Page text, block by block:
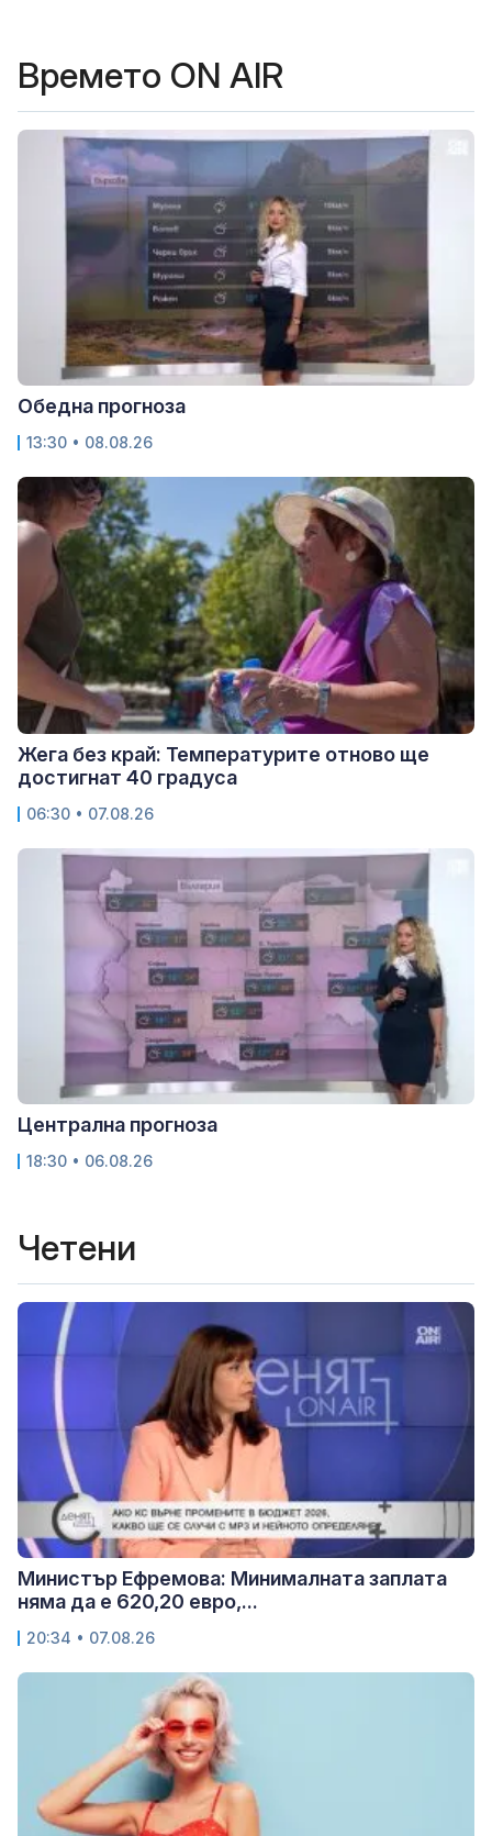
Времето ON AIR
Обедна прогноза
13:30 • 08.08.26
Жега без край: Температурите отново ще
достигнат 40 градуса
06:30 • 07.08.26
Централна прогноза
18:30 • 06.08.26
Четени
Министър Ефремова: Минималната заплата
няма да е 620,20 евро,...
20:34 • 07.08.26